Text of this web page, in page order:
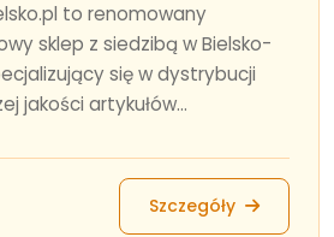
to renomowany
sklep z siedzibą w Bielsko-
się w dystrybucji
jakości artykułów...
Szczegóły